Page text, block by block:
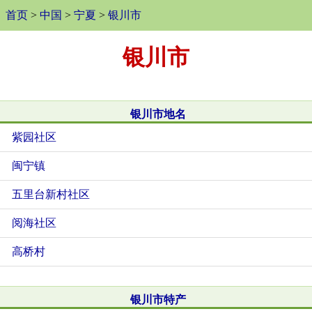
首页 > 中国 > 宁夏 > 银川市
银川市
银川市地名
紫园社区
闽宁镇
五里台新村社区
阅海社区
高桥村
银川市特产